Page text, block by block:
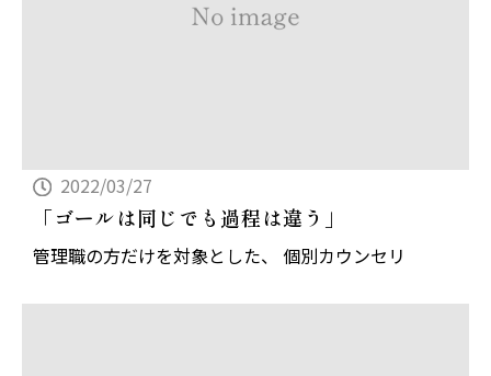
2022/03/27
「ゴールは同じでも過程は違う」
管理職の方だけを対象とした、 個別カウンセリ